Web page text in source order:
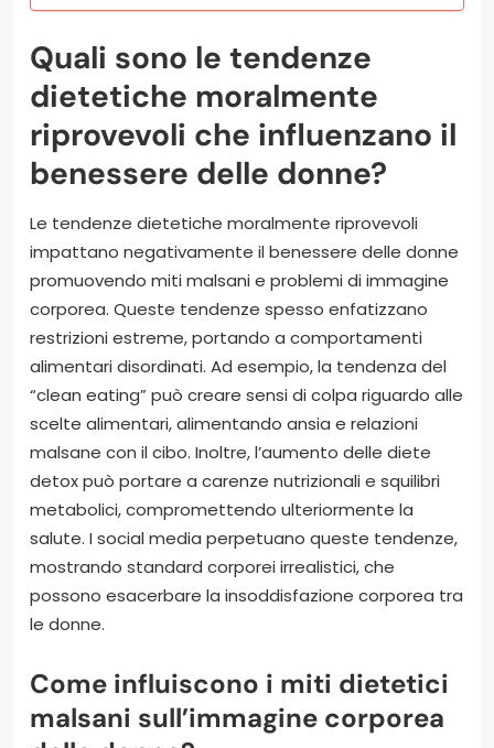
Quali sono le tendenze
dietetiche moralmente
riprovevoli che influenzano il
benessere delle donne?
Le tendenze dietetiche moralmente riprovevoli
impattano negativamente il benessere delle donne
promuovendo miti malsani e problemi di immagine
corporea. Queste tendenze spesso enfatizzano
restrizioni estreme, portando a comportamenti
alimentari disordinati. Ad esempio, la tendenza del
“clean eating” può creare sensi di colpa riguardo alle
scelte alimentari, alimentando ansia e relazioni
malsane con il cibo. Inoltre, l’aumento delle diete
detox può portare a carenze nutrizionali e squilibri
metabolici, compromettendo ulteriormente la
salute. I social media perpetuano queste tendenze,
mostrando standard corporei irrealistici, che
possono esacerbare la insoddisfazione corporea tra
le donne.
Come influiscono i miti dietetici
malsani sull’immagine corporea